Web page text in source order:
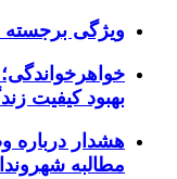
ویژگی برجسته
بهبود کیفیت
هشدار درباره
مطالبه